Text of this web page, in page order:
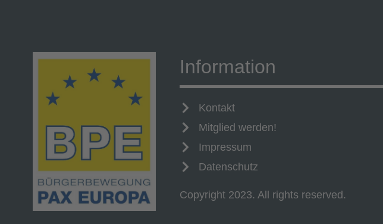
Information
Kontakt
Mitglied werden!
Impressum
Datenschutz
Copyright 2023. All rights reserved.